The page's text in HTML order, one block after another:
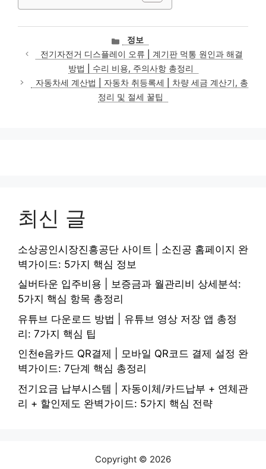
카
테
고
리
정보
전기자전거 디스플레이 오류 | 계기판 먹통 원인과 해결
방법 | 수리 비용, 주의사항 총정리
자동차세 계산법 | 자동차 취등록세 | 차량 세금 계산기, 총
정리 및 절세 꿀팁
최신 글
소상공인시장진흥공단 사이트 | 소진공 홈페이지 완
벽가이드: 5가지 핵심 정보
실버타운 입주비용 | 보증금과 월관리비 상세분석:
5가지 핵심 항목 총정리
유튜브 다운로드 방법 | 유튜브 영상 저장 앱 총정
리: 7가지 핵심 팁
인천e음카드 QR결제 | 모바일 QR코드 결제 설정 완
벽가이드: 7단계 핵심 총정리
전기요금 납부시스템 | 자동이체/카드납부 + 연체관
리 + 할인제도 완벽가이드: 5가지 핵심 전략
Copyright © 2026